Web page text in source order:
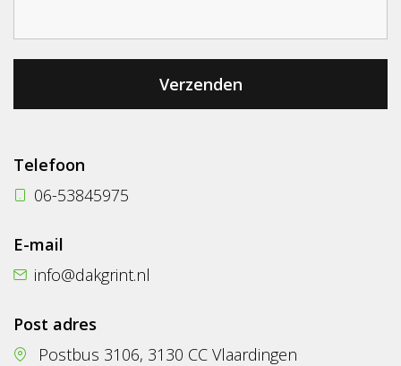
Telefoon
06-53845975
E-mail
info@dakgrint.nl
Post adres
Postbus 3106, 3130 CC Vlaardingen